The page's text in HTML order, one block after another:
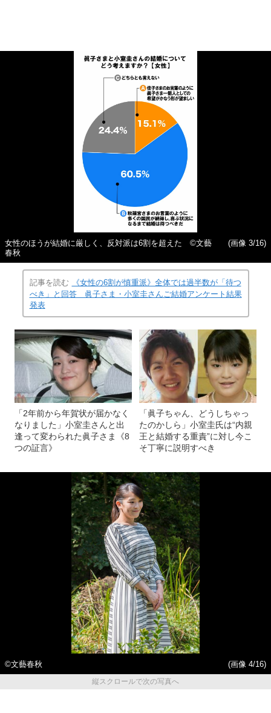
女性のほうが結婚に厳しく、反対派は6割を超えた ©文藝
春秋
(画像 3/16)
記事を読む
《女性の6割が慎重派》全体では過半数が「待つ
べき」と回答 眞子さま・小室圭さんご結婚アンケート結果
発表
「2年前から年賀状が届かなく
なりました」小室圭さんと出
逢って変わられた眞子さま《8
つの証言》
「眞子ちゃん、どうしちゃっ
たのかしら」小室圭氏は“内親
王と結婚する重責”に対し今こ
そ丁寧に説明すべき
©文藝春秋
(画像 4/16)
縦スクロールで次の写真へ